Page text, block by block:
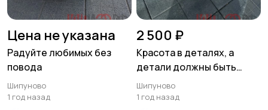
Цена не указана
Радуйте любимых без
повода
Шипуново
1 год назад
2 500 ₽
Красота в деталях, а
детали должны быть
идеальны💐
Шипуново
1 год назад